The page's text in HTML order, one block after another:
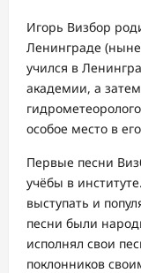
Игорь Визбор
Ленинграде
учился в
академии, а
особое место в
Первые песни
учёбы в
выступать и
песни были
исполнял свои
поклонников